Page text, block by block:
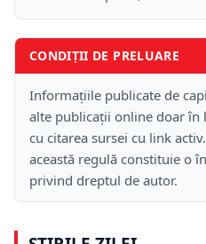
CONDIȚII DE PRELUARE
Informațiile publicate de
alte publicații online doar în
cu citarea sursei cu link
această regulă constituie o
privind dreptul de autor.